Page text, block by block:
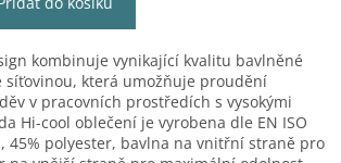
kombinuje vynikající kvalitu bavlněné
síťovinou, která umožňuje proudění
v pracovních prostředích s vysokými
Hi-cool oblečení je vyrobena dle EN ISO
45% polyester, bavlna na vnitřní straně pro